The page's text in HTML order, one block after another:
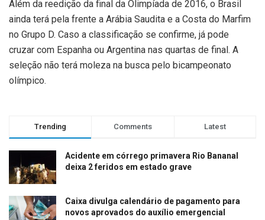
Além da reedição da final da Olimpíada de 2016, o Brasil
ainda terá pela frente a Arábia Saudita e a Costa do Marfim
no Grupo D. Caso a classificação se confirme, já pode
cruzar com Espanha ou Argentina nas quartas de final. A
seleção não terá moleza na busca pelo bicampeonato
olímpico.
Trending Comments Latest
Acidente em córrego primavera Rio Bananal
deixa 2 feridos em estado grave
Caixa divulga calendário de pagamento para
novos aprovados do auxílio emergencial